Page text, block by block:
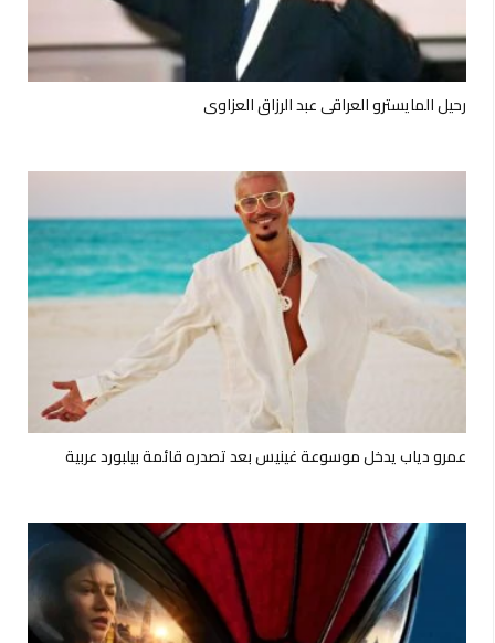
رحيل المايسترو العراقي عبد الرزاق العزاوي
عمرو دياب يدخل موسوعة غينيس بعد تصدره قائمة بيلبورد عربية